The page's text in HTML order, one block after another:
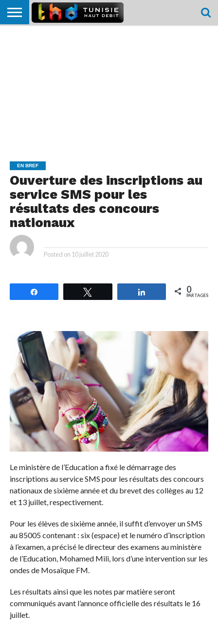
EN BREF
Ouverture des inscriptions au
service SMS pour les
résultats des concours
nationaux
Posted on 10 juillet 2020
Partagez 0
PARTAGES
Le ministère de l’Education a fixé le démarrage des
inscriptions au service SMS pour les résultats des concours
nationaux de sixième année et du brevet des collèges au 12
et 13 juillet, respectivement.
Pour les élèves de sixième année, il suffit d’envoyer un SMS
au 85005 contenant : six (espace) et le numéro d’inscription
à l’examen, a précisé le directeur des examens au ministère
de l’Education, Mohamed Mili, lors d’une intervention sur les
ondes de Mosaïque FM.
Les résultats ainsi que les notes par matière seront
communiqués avant l’annonce officielle des résultats le 16
juillet.